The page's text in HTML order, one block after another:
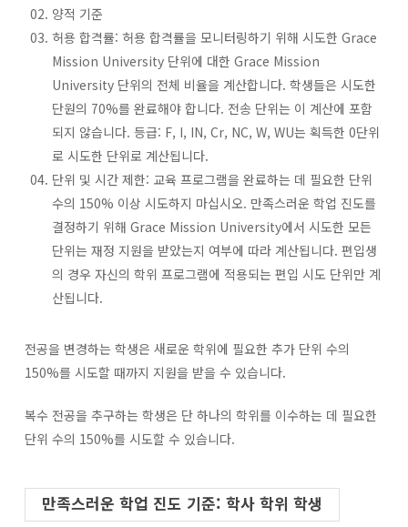
양적 기준
허용 합격률: 허용 합격률을 모니터링하기 위해 시도한 Grace
Mission University 단위에 대한 Grace Mission
University 단위의 전체 비율을 계산합니다. 학생들은 시도한
단원의 70%를 완료해야 합니다. 전송 단위는 이 계산에 포함
되지 않습니다. 등급: F, I, IN, Cr, NC, W, WU는 획득한 0단위
로 시도한 단위로 계산됩니다.
단위 및 시간 제한: 교육 프로그램을 완료하는 데 필요한 단위
수의 150% 이상 시도하지 마십시오. 만족스러운 학업 진도를
결정하기 위해 Grace Mission University에서 시도한 모든
단위는 재정 지원을 받았는지 여부에 따라 계산됩니다. 편입생
의 경우 자신의 학위 프로그램에 적용되는 편입 시도 단위만 계
산됩니다.
전공을 변경하는 학생은 새로운 학위에 필요한 추가 단위 수의
150%를 시도할 때까지 지원을 받을 수 있습니다.
복수 전공을 추구하는 학생은 단 하나의 학위를 이수하는 데 필요한
단위 수의 150%를 시도할 수 있습니다.
만족스러운 학업 진도 기준: 학사 학위 학생